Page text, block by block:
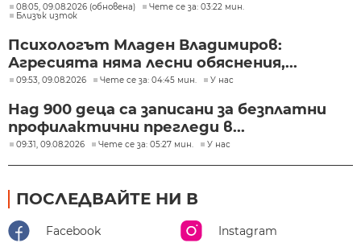
08:05, 09.08.2026 (обновена)
Чете се за: 03:22 мин.
Близък изток
Психологът Младен Владимиров:
Агресията няма лесни обяснения,...
09:53, 09.08.2026 Чете се за: 04:45 мин. У нас
Над 900 деца са записани за безплатни
профилактични прегледи в...
09:31, 09.08.2026 Чете се за: 05:27 мин. У нас
ПОСЛЕДВАЙТЕ НИ В
Facebook Instagram